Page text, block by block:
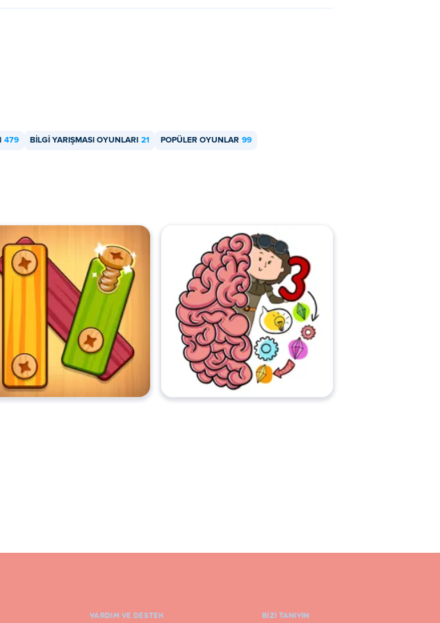
479 BILGI YARIŞMASI OYUNLARI 21 POPÜLER OYUNLAR 99
YARDIM VE DESTEK BIZI TANIYIN